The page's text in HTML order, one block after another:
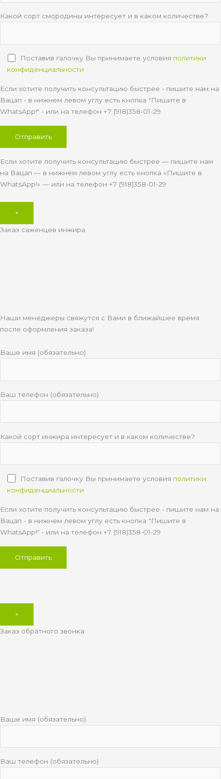
Какой сорт смородины интересует и в каком количестве?
Поставив галочку Вы принимаете условия политики
конфиденциальности
Если хотите получить консультацию быстрее - пишите нам на
Вацап - в нижнем левом углу есть кнопка "Пишите в
WhatsApp!" - или на телефон +7 (918)358-01-29
Если хотите получить консультацию быстрее — пишите нам
на Вацап — в нижнем левом углу есть кнопка «Пишите в
WhatsApp!» — или на телефон +7 (918)358-01-29
×
Заказ саженцев инжира
Наши менеджеры свяжутся с Вами в ближайшее время
после оформления заказа!
Ваше имя (обязательно)
Ваш телефон (обязательно)
Какой сорт инжира интересует и в каком количестве?
Поставив галочку Вы принимаете условия политики
конфиденциальности
Если хотите получить консультацию быстрее - пишите нам на
Вацап - в нижнем левом углу есть кнопка "Пишите в
WhatsApp!" - или на телефон +7 (918)358-01-29
×
Заказ обратного звонка
Ваше имя (обязательно)
Ваш телефон (обязательно)